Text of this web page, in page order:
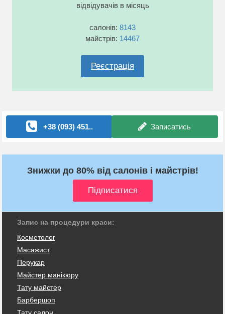
відвідувачів в місяць
салонів: 8143
майстрів: 14467
Реєстрація
+38 (093) 451.. Записатись
Знижки до 80% від салонів і майстрів!
Запис на процедури краси:
Косметолог
Масажист
Перукар
Майстер манікюру
Тату майстер
Барбершоп